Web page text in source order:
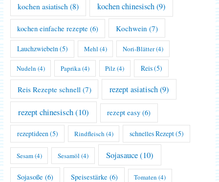
kochen asiatisch (8) kochen chinesisch(9)
kochen einfache rezepte (6) Kochwein (7)
Lauchzwiebeln(5) Mehl (4) Nori-Blätter(4)
Nudeln (4) Paprika(4) Pilz(4) Reis(5)
Reis Rezepte schnell (7) rezept asiatisch(9)
rezept chinesisch(10) rezept easy (6)
rezeptideen (5) Rindfleisch (4) schnelles Rezept(5)
Sesam(4) Sesamöl (4) Sojasauce(10)
Sojasoße (6) Speisestärke (6) Tomaten (4)